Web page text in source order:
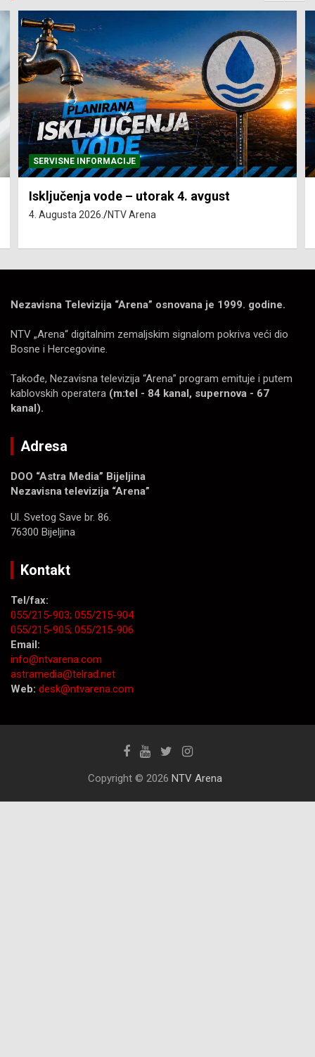
SERVISNE INFORMACIJE
Isključenja vode – utorak 4. avgust
4. Augusta 2026. NTV Arena
Nezavisna Televizija “Arena” osnovana je 1999. godine.
NTV „Arena“ digitalnim zemaljskim signalom pokriva veći dio
Bosne i Hercegovine.
Takođe, Nezavisna televizija “Arena” program emituje i putem
kablovskih operatera (m:tel - 84 kanal, supernova - 67
kanal).
Adresa
DOO “Astra Media” Bijeljina
Nezavisna televizija “Arena”
Ul. Svetog Save br. 86.
76300 Bijeljina
Kontakt
Tel/fax:
055/215-903; 055/215-904
055/215-905; 055/215-906
Email:
info@ntvarena.com
astramedia@telrad.net
Web: desk@ntvarena.com
Copyright © 2026 NTV Arena